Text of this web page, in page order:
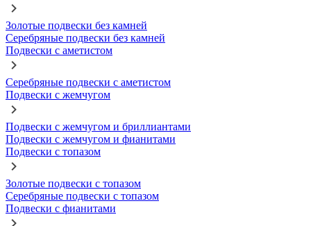
Золотые подвески без камней
Серебряные подвески без камней
Подвески с аметистом
Серебряные подвески с аметистом
Подвески с жемчугом
Подвески с жемчугом и бриллиантами
Подвески с жемчугом и фианитами
Подвески с топазом
Золотые подвески с топазом
Серебряные подвески с топазом
Подвески с фианитами